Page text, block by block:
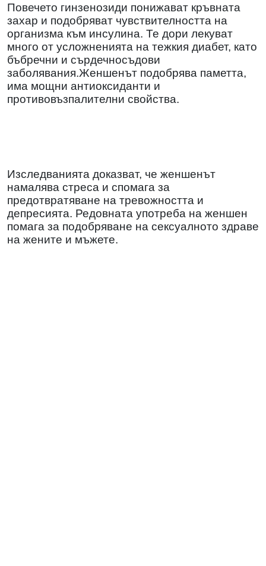
Повечето гинзенозиди понижават кръвната
захар и подобряват чувствителността на
организма към инсулина. Те дори лекуват
много от усложненията на тежкия диабет, като
бъбречни и сърдечносъдови
заболявания.Женшенът подобрява паметта,
има мощни антиоксиданти и
противовъзпалителни свойства.
Изследванията доказват, че женшенът
намалява стреса и спомага за
предотвратяване на тревожността и
депресията. Редовната употреба на женшен
помага за подобряване на сексуалното здраве
на жените и мъжете.